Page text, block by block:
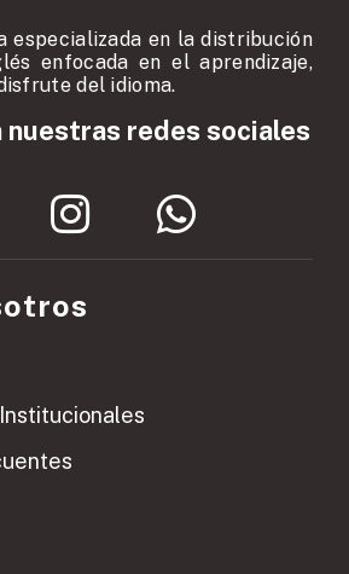
especializada en la distribución
enfocada en el aprendizaje,
del idioma.
nuestras redes sociales